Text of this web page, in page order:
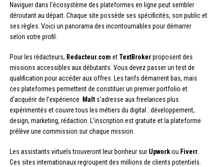
Naviguer dans l’écosystème des plateformes en ligne peut sembler
déroutant au départ. Chaque site possède ses spécificités, son public et
ses règles. Voici un panorama des incontournables pour démarrer
selon votre profil.
Pour les rédacteurs, Redacteur.com etTextBrokerproposent des
missions accessibles aux débutants. Vous devez passer un test de
qualification pour accéder aux offres. Les tarifs démarrent bas, mais
ces plateformes permettent de constituer un premier portfolio et
d’acquérir de l’expérience.
Malt s’adresse aux freelances plus
expérimentés et couvre tous les métiers du digital : développement,
design, marketing, rédaction. L’inscription est gratuite et la plateforme
prélève une commission sur chaque mission.
Les assistants virtuels trouveront leur bonheur sur Upworkou Fiverr
Ces sites internationaux regroupent des millions de clients potentiels.